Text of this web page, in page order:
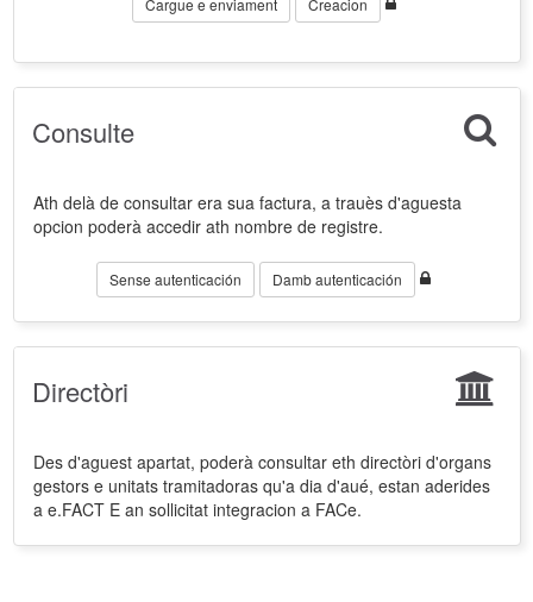
Cargue e enviament Creacion
Consulte
Ath delà de consultar era sua factura, a trauès d'aguesta
opcion poderà accedir ath nombre de registre.
Sense autenticación Damb autenticación
Directòri
Des d'aguest apartat, poderà consultar eth directòri d'organs
gestors e unitats tramitadoras qu'a dia d'aué, estan aderides
a e.FACT E an sollicitat integracion a FACe.